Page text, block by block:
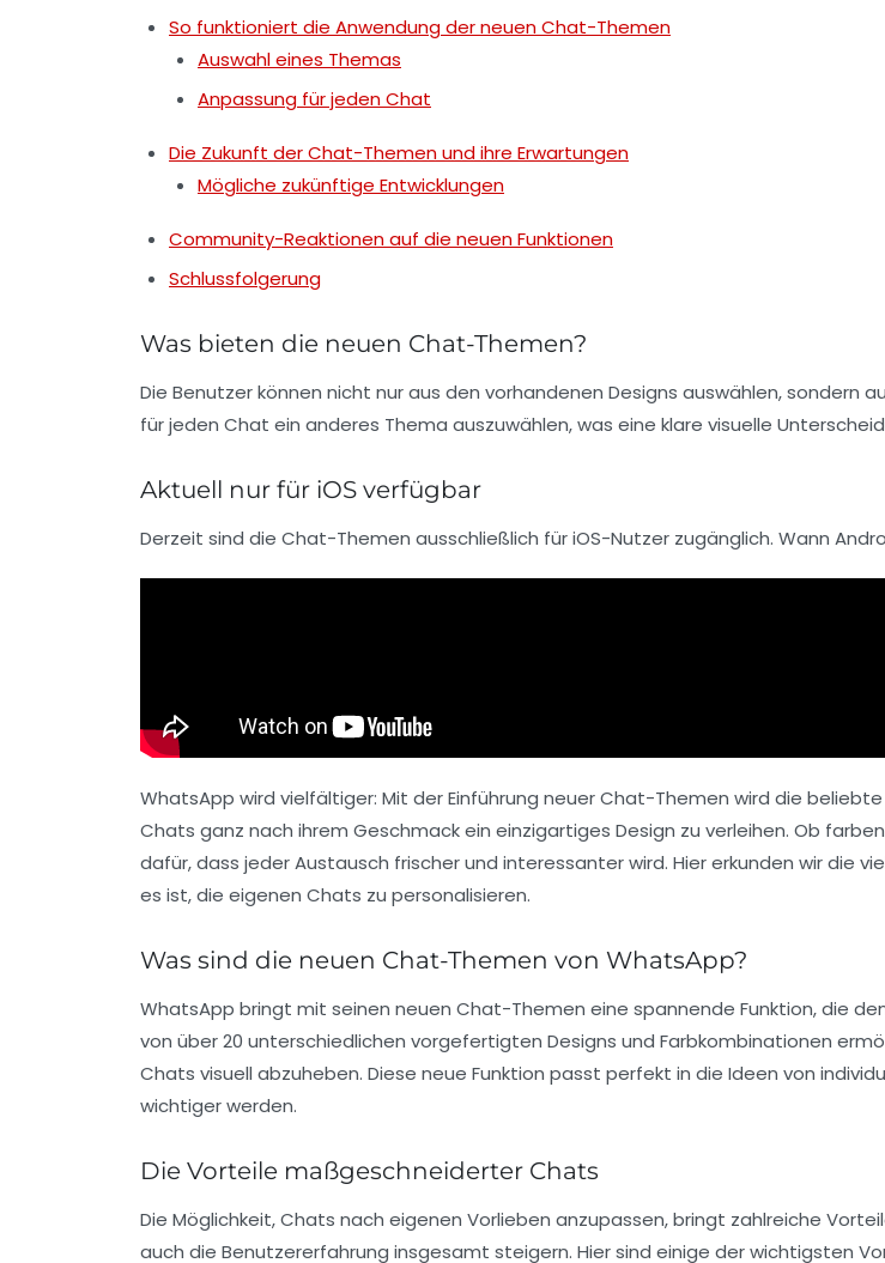
So funktioniert die Anwendung der neuen Chat-Themen
Auswahl eines Themas
Anpassung für jeden Chat
Die Zukunft der Chat-Themen und ihre Erwartungen
Mögliche zukünftige Entwicklungen
Community-Reaktionen auf die neuen Funktionen
Schlussfolgerung
Was bieten die neuen Chat-Themen?
Die Benutzer können nicht nur aus den vorhandenen Designs auswählen,
für jeden Chat ein anderes Thema auszuwählen, was eine klare visuelle
Aktuell nur für iOS verfügbar
Derzeit sind die Chat-Themen ausschließlich für iOS-Nutzer zugänglich. Wann
WhatsApp wird vielfältiger: Mit der Einführung neuer Chat-Themen wird die
Chats ganz nach ihrem Geschmack ein einzigartiges Design zu verleihen. Ob
dafür, dass jeder Austausch frischer und interessanter wird. Hier erkunden wir
es ist, die eigenen Chats zu personalisieren.
Was sind die neuen Chat-Themen von WhatsApp?
WhatsApp bringt mit seinen neuen Chat-Themen eine spannende Funktion, die
von über 20 unterschiedlichen vorgefertigten Designs und Farbkombinationen
Chats visuell abzuheben. Diese neue Funktion passt perfekt in die Ideen von
wichtiger werden.
Die Vorteile maßgeschneiderter Chats
Die Möglichkeit, Chats nach eigenen Vorlieben anzupassen, bringt zahlreiche
auch die Benutzererfahrung insgesamt steigern. Hier sind einige der wichtigsten